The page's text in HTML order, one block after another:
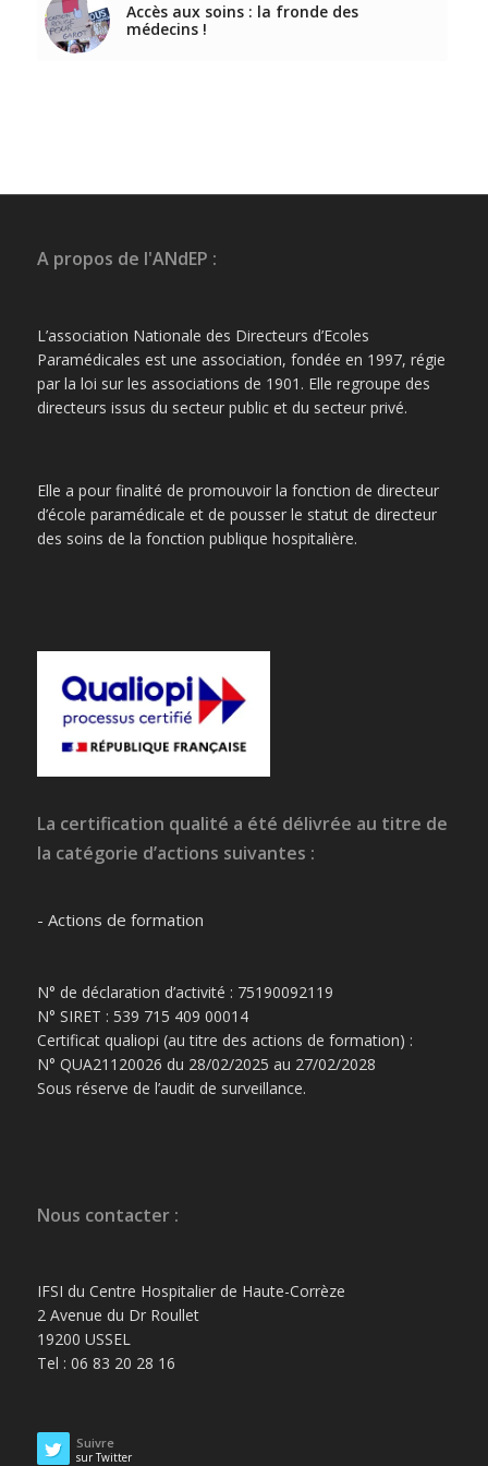
Accès aux soins : la fronde des
médecins !
A propos de l'ANdEP :
L’association Nationale des Directeurs d’Ecoles
Paramédicales est une association, fondée en 1997, régie
par la loi sur les associations de 1901. Elle regroupe des
directeurs issus du secteur public et du secteur privé.
Elle a pour finalité de promouvoir la fonction de directeur
d’école paramédicale et de pousser le statut de directeur
des soins de la fonction publique hospitalière.
La certification qualité a été délivrée au titre de
la catégorie d’actions suivantes :
- Actions de formation
N° de déclaration d’activité : 75190092119
N° SIRET : 539 715 409 00014
Certificat qualiopi (au titre des actions de formation) :
N° QUA21120026 du 28/02/2025 au 27/02/2028
Sous réserve de l’audit de surveillance.
Nous contacter :
IFSI du Centre Hospitalier de Haute-Corrèze
2 Avenue du Dr Roullet
19200 USSEL
Tel : 06 83 20 28 16
Suivre
sur Twitter